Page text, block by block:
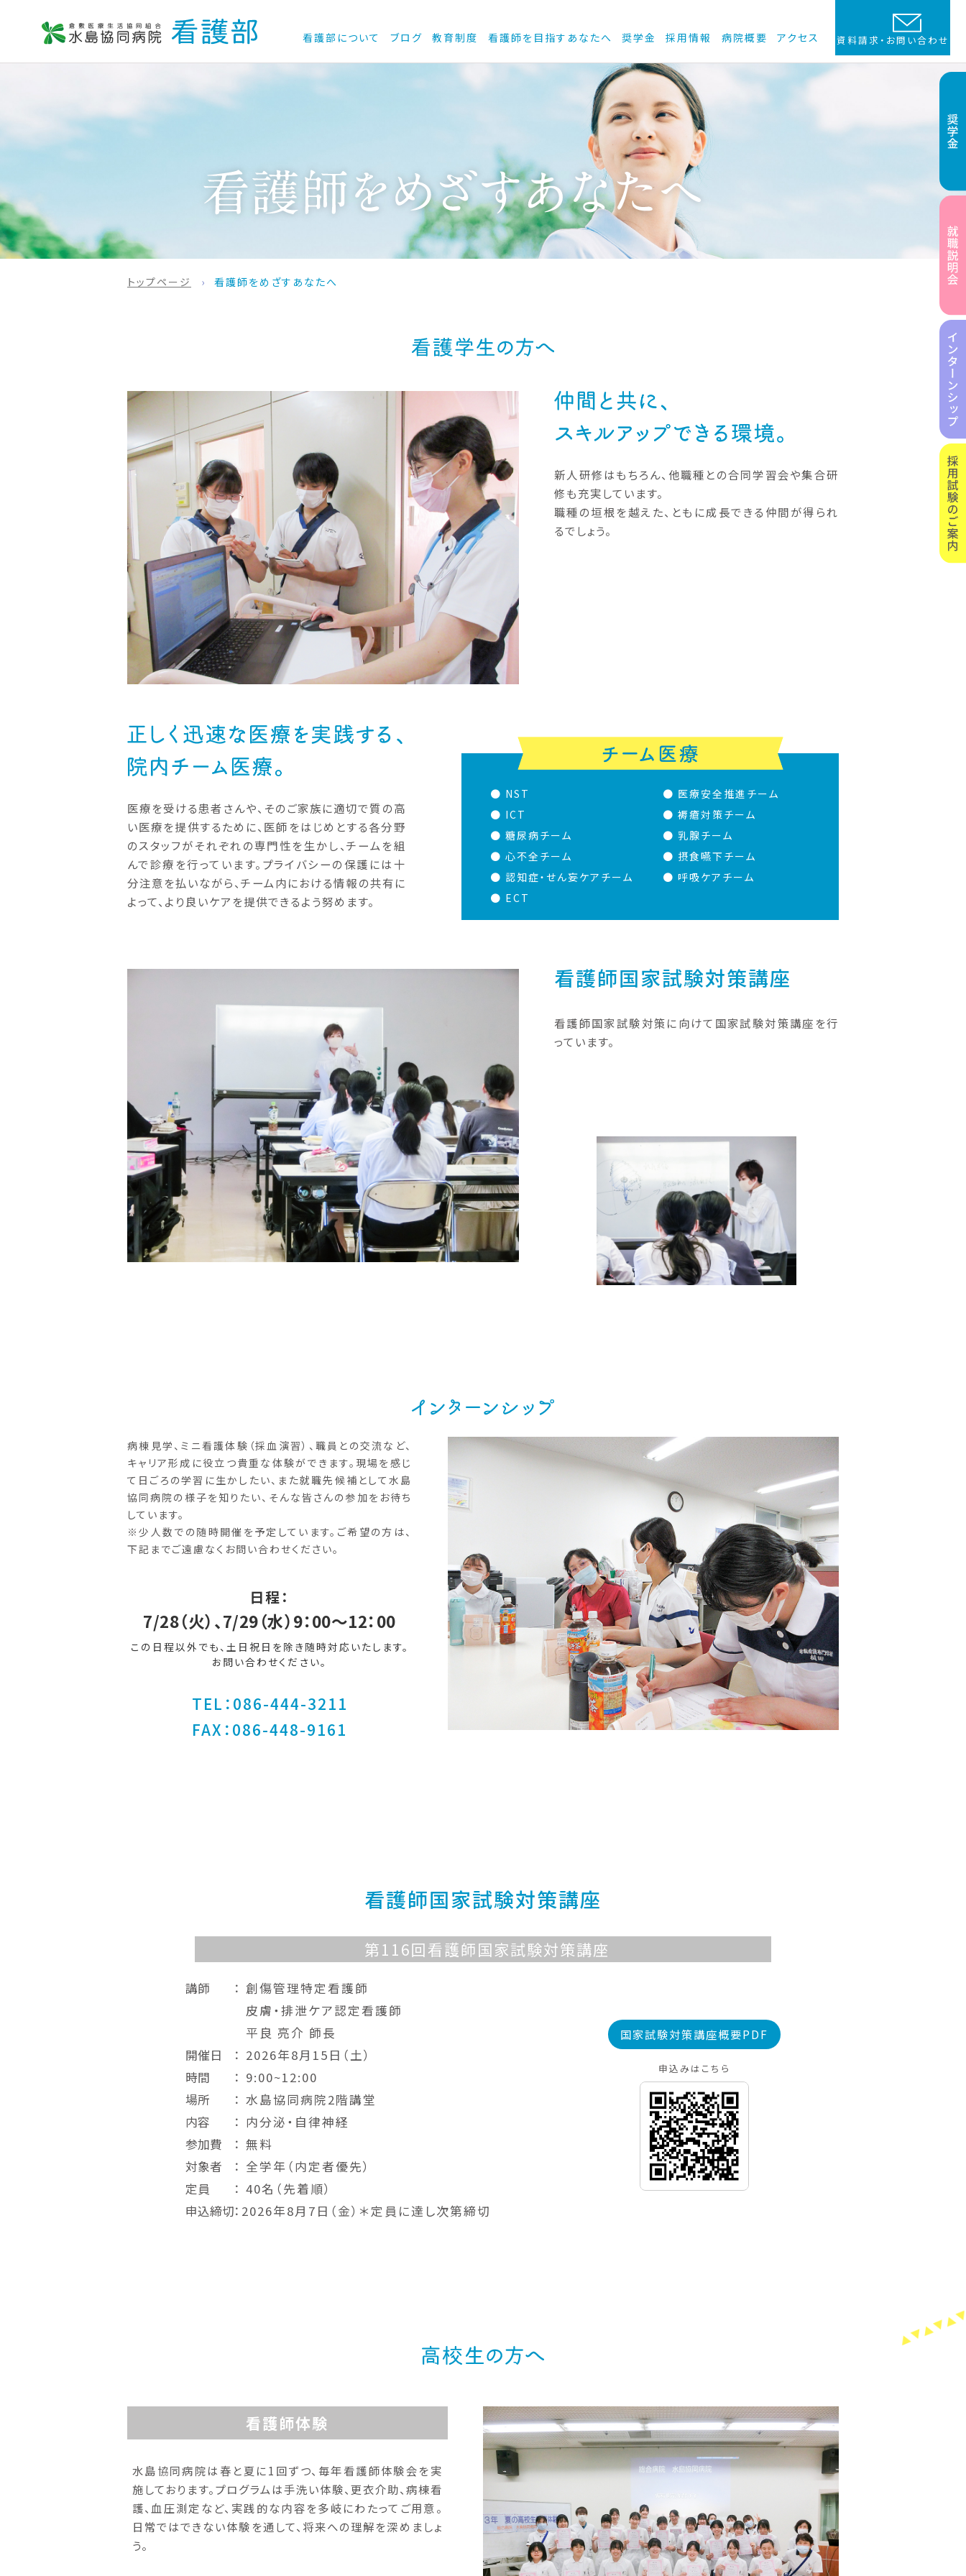
看護部について ブログ 教育制度 看護師を目指すあなたへ 奨学金 採用情報 病院概要 アクセス 資料請求・お問い合わせ
トップページ 看護師をめざすあなたへ
新人研修はもちろん、他職種との合同学習会や集合研
修も充実しています。
職種の垣根を越えた、ともに成長できる仲間が得られ
るでしょう。
医療を受ける患者さんや、そのご家族に適切で質の高
い医療を提供するために、医師をはじめとする各分野
のスタッフがそれぞれの専門性を生かし、チームを組
んで診療を行っています。プライバシーの保護には十
分注意を払いながら、チーム内における情報の共有に
よって、より良いケアを提供できるよう努めます。
● NST
● 医療安全推進チーム
● ICT
● 褥瘡対策チーム
● 糖尿病チーム
● 乳腺チーム
● 心不全チーム
● 摂食嚥下チーム
● 認知症・せん妄ケアチーム
● 呼吸ケアチーム
● ECT
看護師国家試験対策講座
看護師国家試験対策に向けて国家試験対策講座を行
っています。
病棟見学、ミニ看護体験（採血演習）、職員との交流など、
キャリア形成に役立つ貴重な体験ができます。現場を感じ
て日ごろの学習に生かしたい、また就職先候補として水島
協同病院の様子を知りたい、そんな皆さんの参加をお待ち
しています。
※少人数での随時開催を予定しています。ご希望の方は、
下記までご遠慮なくお問い合わせください。
日程：
7/28（火）、7/29（水）9：00～12：00
この日程以外でも、土日祝日を除き随時対応いたします。
お問い合わせください。
TEL：086-444-3211
FAX：086-448-9161
看護師国家試験対策講座
第116回看護師国家試験対策講座
講師
： 創傷管理特定看護師
皮膚・排泄ケア認定看護師
平良 亮介 師長
開催日
： 2026年8月15日（土）
時間
： 9:00~12:00
場所
： 水島協同病院2階講堂
内容
： 内分泌・自律神経
参加費
： 無料
対象者
： 全学年（内定者優先）
定員
： 40名（先着順）
申込締切：2026年8月7日（金）＊定員に達し次第締切
国家試験対策講座概要PDF
申込みはこちら
看護師体験
水島協同病院は春と夏に1回ずつ、毎年看護師体験会を実
施しております。プログラムは手洗い体験、更衣介助、病棟看
護、血圧測定など、実践的な内容を多岐にわたってご用意。
日常ではできない体験を通して、将来への理解を深めましょ
う。